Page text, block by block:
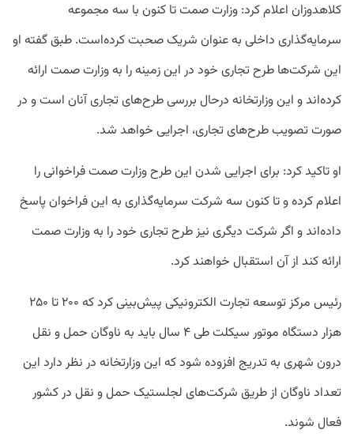
کلاهدوزان اعلام کرد: وزارت صمت تا کنون با سه مجموعه
سرمایه‌گذاری داخلی به عنوان شریک صحبت کرده‌است. طبق گفته او
این شرکت‌ها طرح تجاری خود در این زمینه را به وزارت صمت ارائه
کرده‌اند و این وزارتخانه درحال بررسی طرح‌های تجاری آنان است و در
صورت تصویب طرح‌های تجاری، اجرایی خواهد شد.
او تاکید کرد: برای اجرایی شدن این طرح وزارت صمت فراخوانی را
اعلام کرده و تا کنون سه شرکت سرمایه‌گذاری به این فراخوان پاسخ
داده‌اند و اگر شرکت دیگری نیز طرح تجاری خود را به وزارت صمت
ارائه کند از آن استقبال خواهند کرد.
رئیس مرکز توسعه تجارت الکترونیکی پیش‌بینی کرد که ۲۰۰ تا ۲۵۰
هزار دستگاه موتور سیکلت طی ۴ سال باید به ناوگان حمل و نقل
درون شهری به تدریج افزوده شود که این وزارتخانه در نظر دارد این
تعداد ناوگان از طریق شرکت‌های لجلستیک حمل و نقل در کشور
فعال شوند.